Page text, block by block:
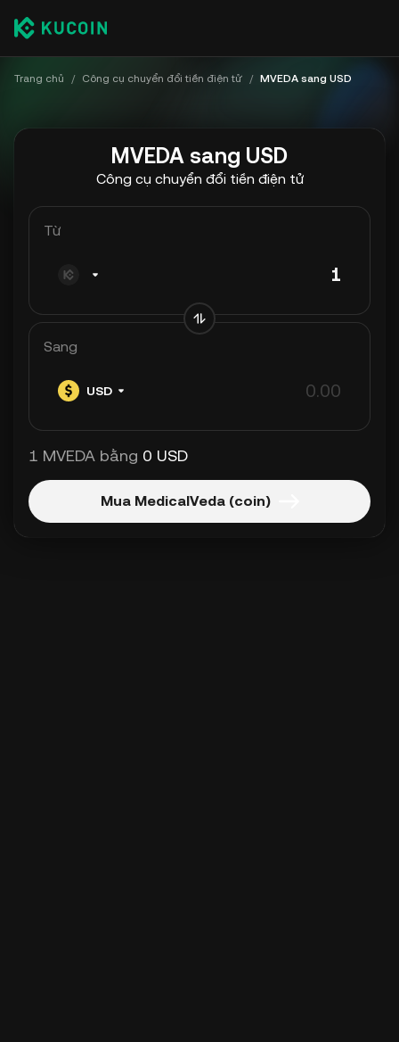
Trang chủ / Công cụ chuyển đổi tiền điện tử / MVEDA sang USD
MVEDA sang USD
Công cụ chuyển đổi tiền điện tử
Từ
Sang
USD
1 MVEDA bằng 0 USD
Mua MedicalVeda (coin)